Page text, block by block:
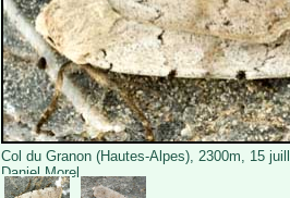
Col du Granon (Hautes-Alpes), 2300m, 15
Daniel Morel.